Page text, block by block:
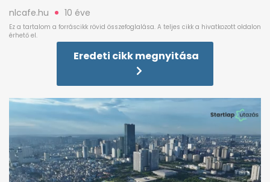
nlcafe.hu 10 éve
Eredeti cikk megnyitása